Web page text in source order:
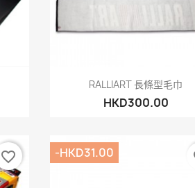
快速查看
RALLIART 長條型毛巾
HKD300.00
favorite_border -HKD31.00